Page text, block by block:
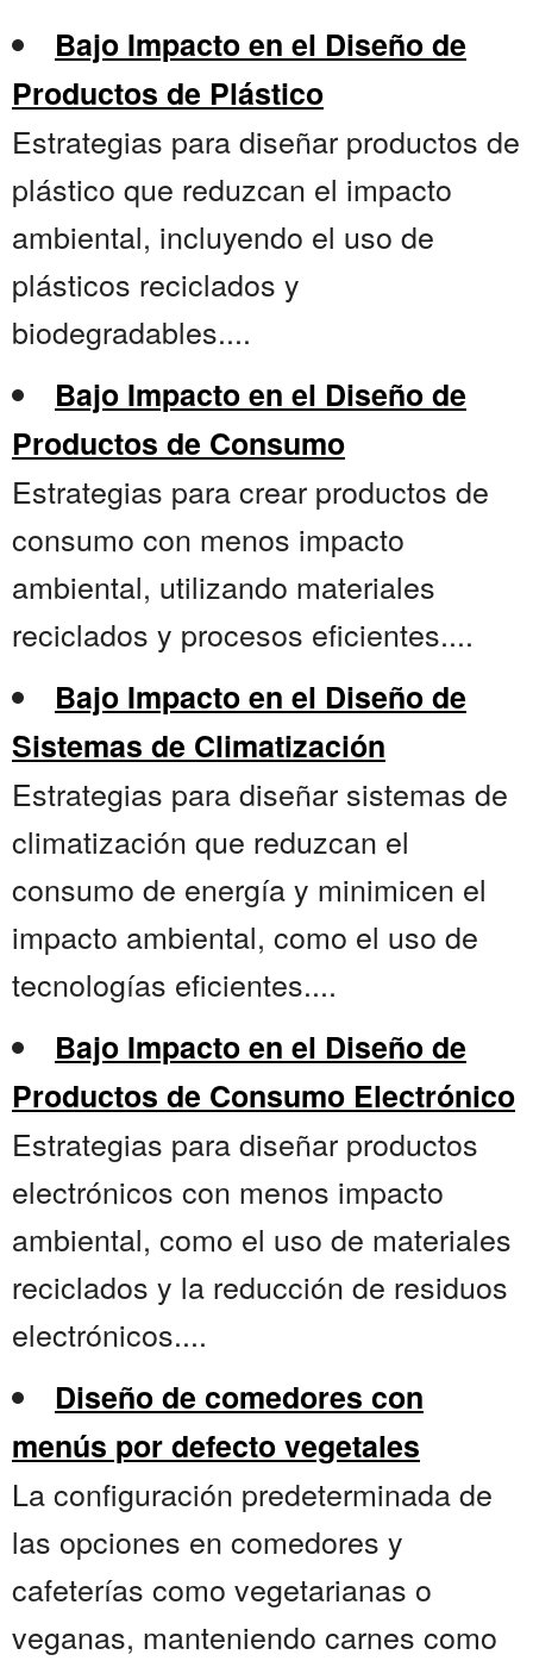
Bajo Impacto en el Diseño de
Productos de Plástico
Estrategias para diseñar productos de
plástico que reduzcan el impacto
ambiental, incluyendo el uso de
plásticos reciclados y
biodegradables....
Bajo Impacto en el Diseño de
Productos de Consumo
Estrategias para crear productos de
consumo con menos impacto
ambiental, utilizando materiales
reciclados y procesos eficientes....
Bajo Impacto en el Diseño de
Sistemas de Climatización
Estrategias para diseñar sistemas de
climatización que reduzcan el
consumo de energía y minimicen el
impacto ambiental, como el uso de
tecnologías eficientes....
Bajo Impacto en el Diseño de
Productos de Consumo Electrónico
Estrategias para diseñar productos
electrónicos con menos impacto
ambiental, como el uso de materiales
reciclados y la reducción de residuos
electrónicos....
Diseño de comedores con
menús por defecto vegetales
La configuración predeterminada de
las opciones en comedores y
cafeterías como vegetarianas o
veganas, manteniendo carnes como